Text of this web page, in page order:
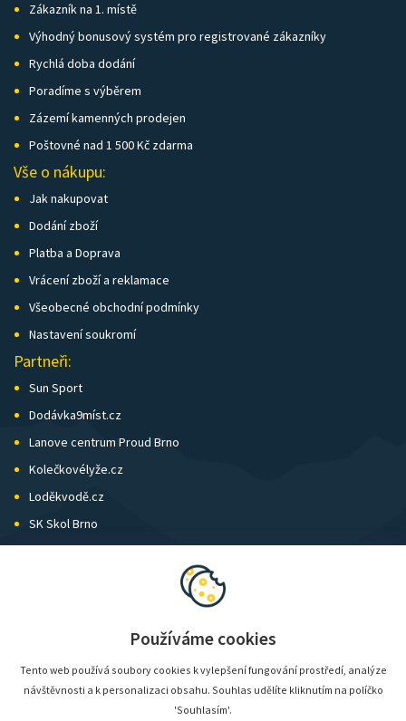
Zákazník na 1. místě
Výhodný bonusový systém pro registrované zákazníky
Rychlá doba dodání
Poradíme s výběrem
Zázemí kamenných prodejen
Poštovné nad 1 500 Kč zdarma
Vše o nákupu:
Jak nakupovat
Dodání zboží
Platba a Doprava
Vrácení zboží a reklamace
Všeobecné obchodní podmínky
Nastavení soukromí
Partneři:
Sun Sport
Dodávka9míst.cz
Lanove centrum Proud Brno
Kolečkovélyže.cz
Loděkvodě.cz
SK Skol Brno
Biatlon Brno
Používáme cookies
Tento web používá soubory cookies k vylepšení fungování prostředí, analýze
návštěvnosti a k personalizaci obsahu. Souhlas udělíte kliknutím na políčko
'Souhlasím'.